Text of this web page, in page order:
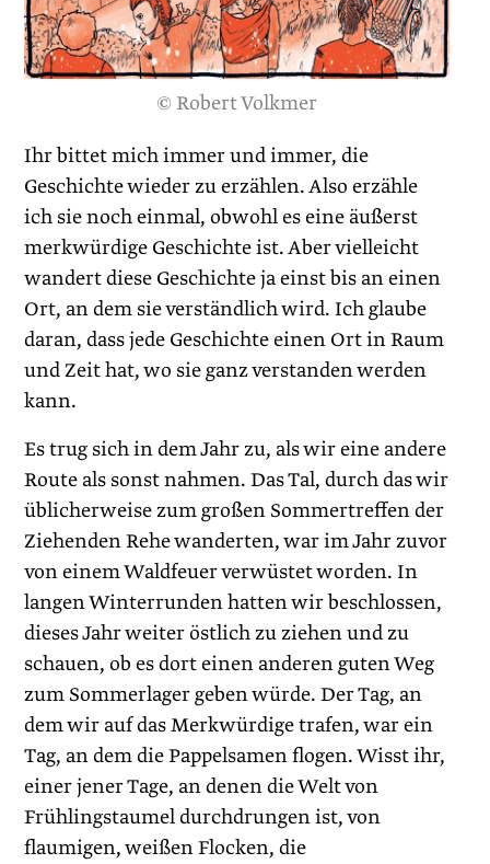
© Robert Volkmer
Ihr bittet mich immer und immer, die
Geschichte wieder zu erzählen. Also erzähle
ich sie noch einmal, obwohl es eine äußerst
merkwürdige Geschichte ist. Aber vielleicht
wandert diese Geschichte ja einst bis an einen
Ort, an dem sie verständlich wird. Ich glaube
daran, dass jede Geschichte einen Ort in Raum
und Zeit hat, wo sie ganz verstanden werden
kann.
Es trug sich in dem Jahr zu, als wir eine andere
Route als sonst nahmen. Das Tal, durch das wir
üblicherweise zum großen Sommertreffen der
Ziehenden Rehe wanderten, war im Jahr zuvor
von einem Waldfeuer verwüstet worden. In
langen Winterrunden hatten wir beschlossen,
dieses Jahr weiter östlich zu ziehen und zu
schauen, ob es dort einen anderen guten Weg
zum Sommerlager geben würde. Der Tag, an
dem wir auf das Merkwürdige trafen, war ein
Tag, an dem die Pappelsamen flogen. Wisst ihr,
einer jener Tage, an denen die Welt von
Frühlingstaumel durchdrungen ist, von
flaumigen, weißen Flocken, die